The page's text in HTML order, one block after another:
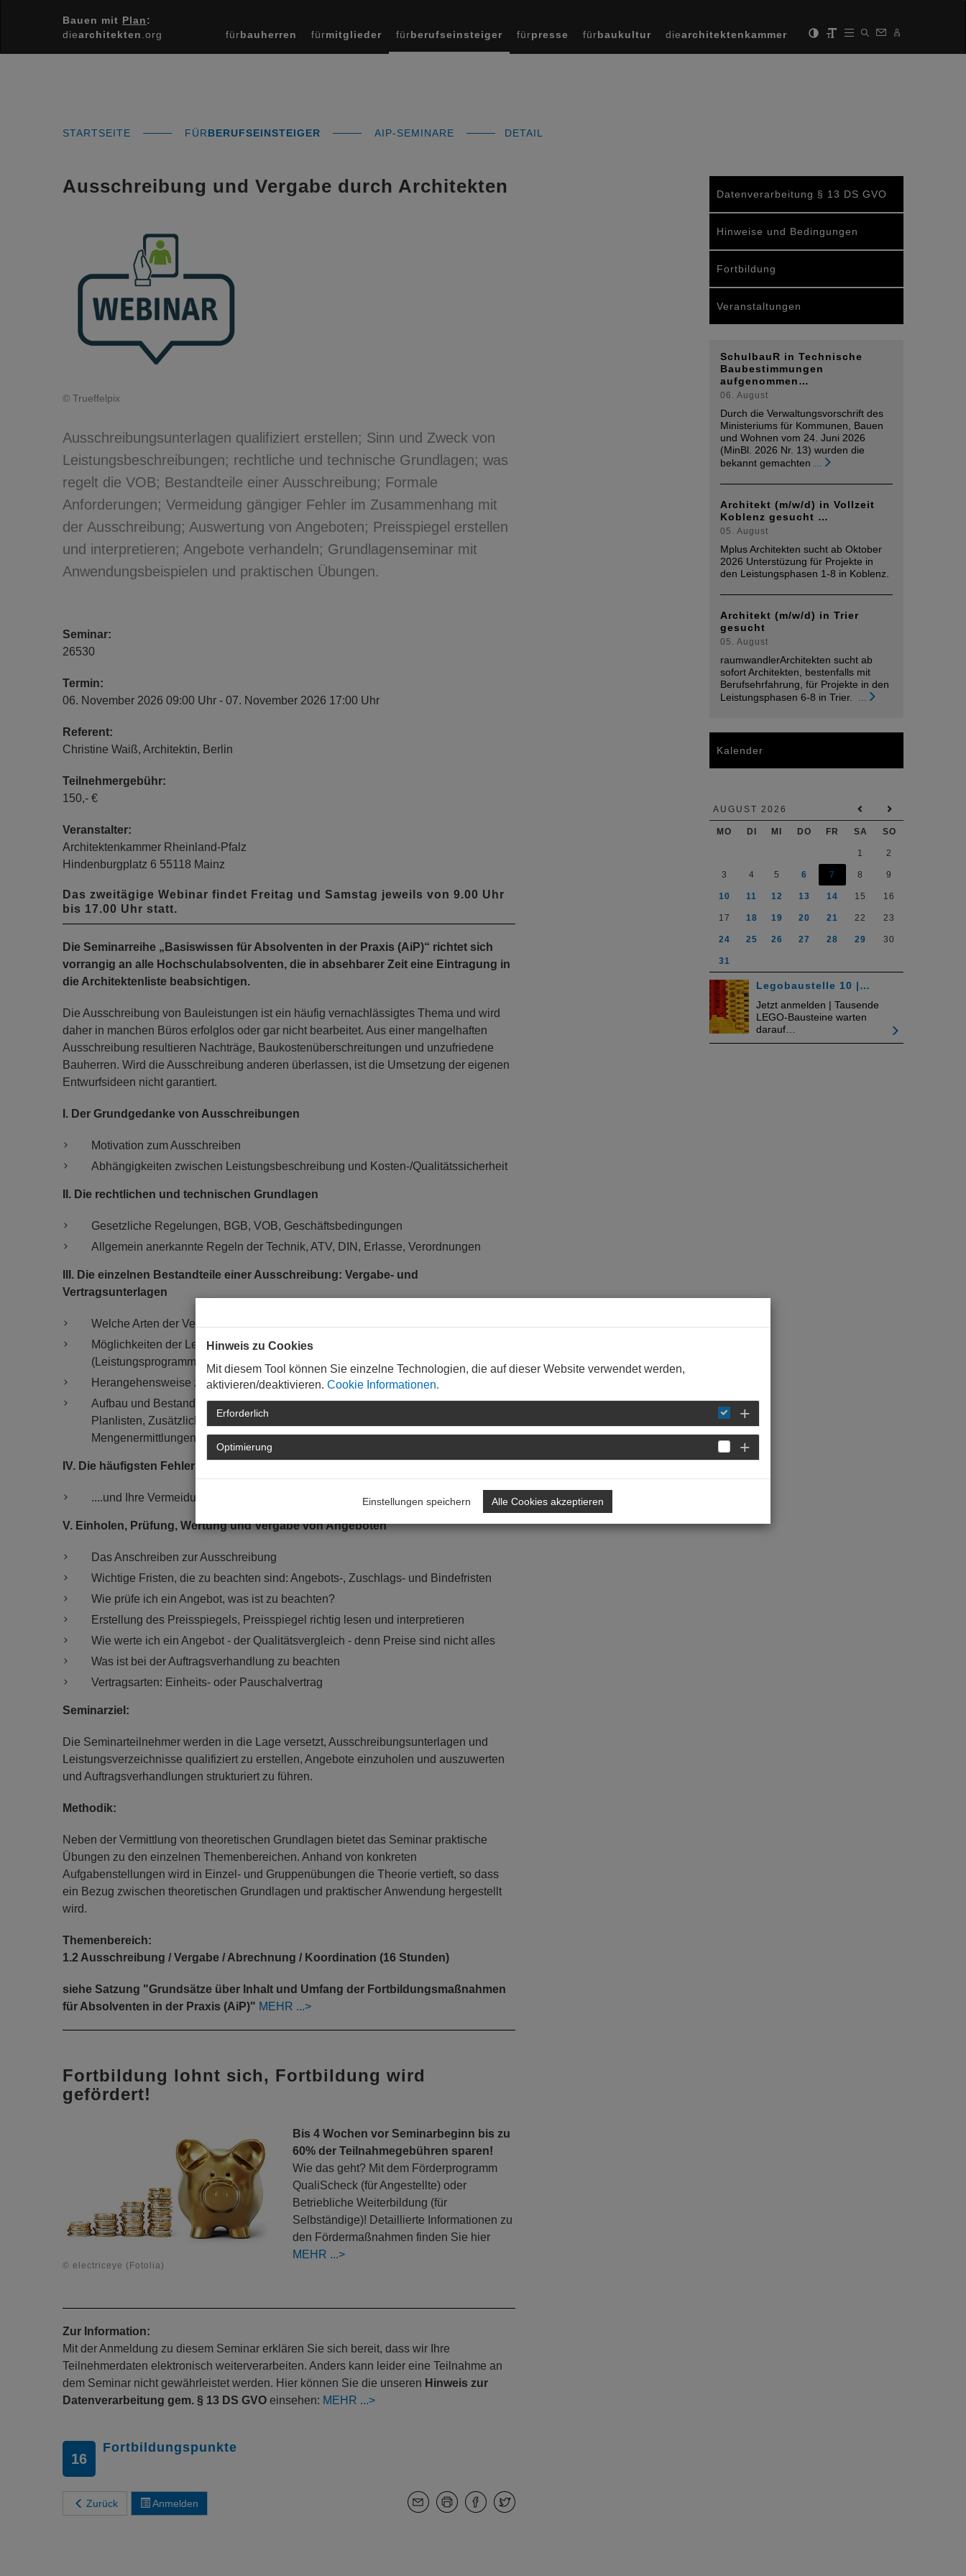
Bauen mit Plan:
diearchitekten .org fürbauherren fürmitglieder fürberufseinsteiger fürpresse fürbaukultur diearchitektenkammer
STARTSEITE FÜRBERUFSEINSTEIGER AIP-SEMINARE DETAIL
Ausschreibung und Vergabe durch Architekten
© Trueffelpix
Ausschreibungsunterlagen qualifiziert erstellen; Sinn und Zweck von
Leistungsbeschreibungen; rechtliche und technische Grundlagen; was
regelt die VOB; Bestandteile einer Ausschreibung; Formale
Anforderungen; Vermeidung gängiger Fehler im Zusammenhang mit
der Ausschreibung; Auswertung von Angeboten; Preisspiegel erstellen
und interpretieren; Angebote verhandeln; Grundlagenseminar mit
Anwendungsbeispielen und praktischen Übungen.
Seminar:
26530
Termin:
06. November 2026 09:00 Uhr - 07. November 2026 17:00 Uhr
Referent:
Christine Waiß, Architektin, Berlin
Teilnehmergebühr:
150,- €
Veranstalter:
Architektenkammer Rheinland-Pfalz
Hindenburgplatz 6 55118 Mainz
Das zweitägige Webinar findet Freitag und Samstag jeweils von 9.00 Uhr
bis 17.00 Uhr statt.
Die Seminarreihe „Basiswissen für Absolventen in der Praxis (AiP)“ richtet sich
vorrangig an alle Hochschulabsolventen, die in absehbarer Zeit eine Eintragung in
die Architektenliste beabsichtigen.
Die Ausschreibung von Bauleistungen ist ein häufig vernachlässigtes Thema und wird
daher in manchen Büros erfolglos oder gar nicht bearbeitet. Aus einer mangelhaften
Ausschreibung resultieren Nachträge, Baukostenüberschreitungen und unzufriedene
Bauherren. Wird die Ausschreibung anderen überlassen, ist die Umsetzung der eigenen
Entwurfsideen nicht garantiert.
I. Der Grundgedanke von Ausschreibungen
Motivation zum Ausschreiben
Abhängigkeiten zwischen Leistungsbeschreibung und Kosten-/Qualitätssicherheit
II. Die rechtlichen und technischen Grundlagen
Gesetzliche Regelungen, BGB, VOB, Geschäftsbedingungen
Allgemein anerkannte Regeln der Technik, ATV, DIN, Erlasse, Verordnungen
III. Die einzelnen Bestandteile einer Ausschreibung: Vergabe- und
Vertragsunterlagen
Welche Arten der Vergabe und Ausschreibung gibt es?
Möglichkeiten der Leistungsbeschreibung
(Leistungsprogramm/Leistungsverzeichnis)
Herangehensweise zu der Erstellung von Leistungsverzeichnissen
Aufbau und Bestandteile eines Leistungsverzeichnisses (Baubeschreibung,
Planlisten, Zusätzliche Technische Vertragsbedingungen, Positionstexte,
Mengenermittlungen
IV. Die häufigsten Fehler im Zusammenhang mit der Ausschreibung
....und Ihre Vermeidung
V. Einholen, Prüfung, Wertung und Vergabe von Angeboten
Das Anschreiben zur Ausschreibung
Wichtige Fristen, die zu beachten sind: Angebots-, Zuschlags- und Bindefristen
Wie prüfe ich ein Angebot, was ist zu beachten?
Erstellung des Preisspiegels, Preisspiegel richtig lesen und interpretieren
Wie werte ich ein Angebot - der Qualitätsvergleich - denn Preise sind nicht alles
Was ist bei der Auftragsverhandlung zu beachten
Vertragsarten: Einheits- oder Pauschalvertrag
Seminarziel:
Die Seminarteilnehmer werden in die Lage versetzt, Ausschreibungsunterlagen und
Leistungsverzeichnisse qualifiziert zu erstellen, Angebote einzuholen und auszuwerten
und Auftragsverhandlungen strukturiert zu führen.
Methodik:
Neben der Vermittlung von theoretischen Grundlagen bietet das Seminar praktische
Übungen zu den einzelnen Themenbereichen. Anhand von konkreten
Aufgabenstellungen wird in Einzel- und Gruppenübungen die Theorie vertieft, so dass
ein Bezug zwischen theoretischen Grundlagen und praktischer Anwendung hergestellt
wird.
Themenbereich:
1.2 Ausschreibung / Vergabe / Abrechnung / Koordination (16 Stunden)
siehe Satzung "Grundsätze über Inhalt und Umfang der Fortbildungsmaßnahmen
für Absolventen in der Praxis (AiP)" MEHR
Fortbildung lohnt sich, Fortbildung wird
gefördert!
© electriceye (Fotolia)
Bis 4 Wochen vor Seminarbeginn bis zu
60% der Teilnahmegebühren sparen!
Wie das geht? Mit dem Förderprogramm
QualiScheck (für Angestellte) oder
Betriebliche Weiterbildung (für
Selbständige)! Detaillierte Informationen zu
den Fördermaßnahmen finden Sie hier
MEHR
Zur Information:
Mit der Anmeldung zu diesem Seminar erklären Sie sich bereit, dass wir Ihre
Teilnehmerdaten elektronisch weiterverarbeiten. Anders kann leider eine Teilnahme an
dem Seminar nicht gewährleistet werden. Hier können Sie die unseren Hinweis zur
Datenverarbeitung gem. § 13 DS GVO einsehen: MEHR
16
Fortbildungspunkte
Zurück Anmelden
Datenverarbeitung § 13 DS GVO
Hinweise und Bedingungen
Fortbildung
Veranstaltungen
SchulbauR in Technische
Baubestimmungen
aufgenommen…
06. August
Durch die Verwaltungsvorschrift des
Ministeriums für Kommunen, Bauen
und Wohnen vom 24. Juni 2026
(MinBl. 2026 Nr. 13) wurden die
bekannt gemachten
Architekt (m/w/d) in Vollzeit
Koblenz gesucht …
05. August
Mplus Architekten sucht ab Oktober
2026 Unterstüzung für Projekte in
den Leistungsphasen 1-8 in Koblenz.
Architekt (m/w/d) in Trier
gesucht
05. August
raumwandlerArchitekten sucht ab
sofort Architekten, bestenfalls mit
Berufsehrfahrung, für Projekte in den
Leistungsphasen 6-8 in Trier.
Kalender
AUGUST 2026
MO DI MI DO FR SA SO
1 2
3 4 5 6 7 8 9
10 11 12 13 14 15 16
17 18 19 20 21 22 23
24 25 26 27 28 29 30
31
Legobaustelle 10 |…
Jetzt anmelden | Tausende
LEGO-Bausteine warten
darauf…
Hinweis zu Cookies
Mit diesem Tool können Sie einzelne Technologien, die auf dieser Website verwendet werden,
aktivieren/deaktivieren. Cookie Informationen.
Erforderlich
Optimierung
Einstellungen speichern Alle Cookies akzeptieren